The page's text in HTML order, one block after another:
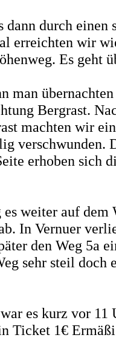
dann durch einen
erreichten wir
Es geht
man
Bergrast.
machten wir
verschwunden.
erhoben sich
weiter auf
In Vernuer
den Weg 5a
sehr steil
es kurz vor
Ticket 1€